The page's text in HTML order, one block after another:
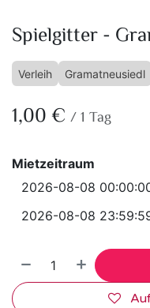
Spielgitter -
Verleih Gramatneusiedl
1,00€ /1 Tag
Mietzeitraum